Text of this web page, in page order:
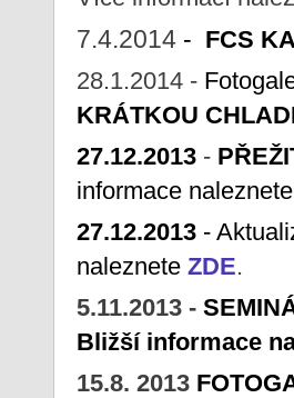
7.4.2014 - FCS
28.1.2014 -
KRÁTKOU
27.12.2013 -
informace
27.12.2013 -
naleznete ZDE.
5.11.2013 -
Bližší informace
15.8. 2013